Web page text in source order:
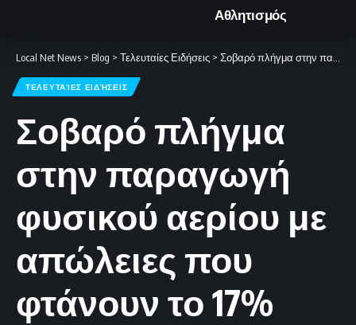
Αθλητισμός
Local Net News > Blog > Τελευταίες Ειδήσεις > Σοβαρό πλήγμα στην παραγωγή φυσικού αερίου με απώλειες που φτάνουν το 17%
ΤΕΛΕΥΤΑΊΕΣ ΕΙΔΉΣΕΙΣ
Σοβαρό πλήγμα
στην παραγωγή
φυσικού αερίου με
απώλειες που
φτάνουν το 17%